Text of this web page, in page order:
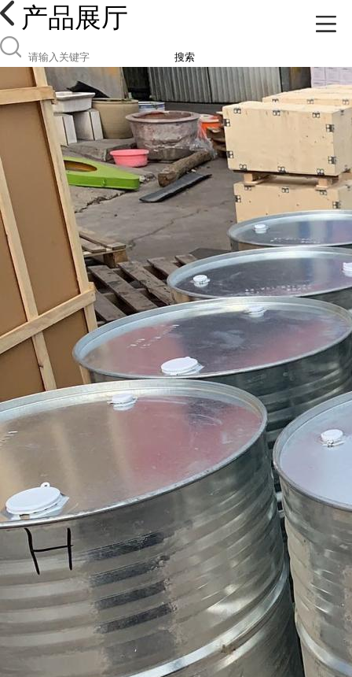
产品展厅
搜索